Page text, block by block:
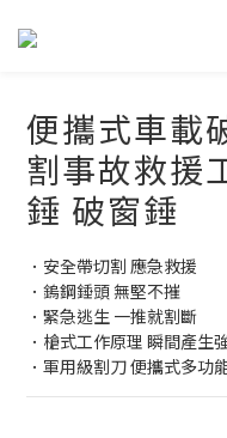
便攜式車載
割事故救援
錘 破窗錘
．安全帶切割 應急救援
．鎢鋼錘頭 無堅不摧
．緊急逃生 一推就割斷
．槍式工作原理 瞬間產生
．軍用級割刀 便攜式多功